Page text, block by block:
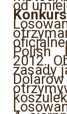
od
Polish
2012.
zasady